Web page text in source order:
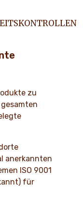
zu
anerkannten
ISO 9001
für